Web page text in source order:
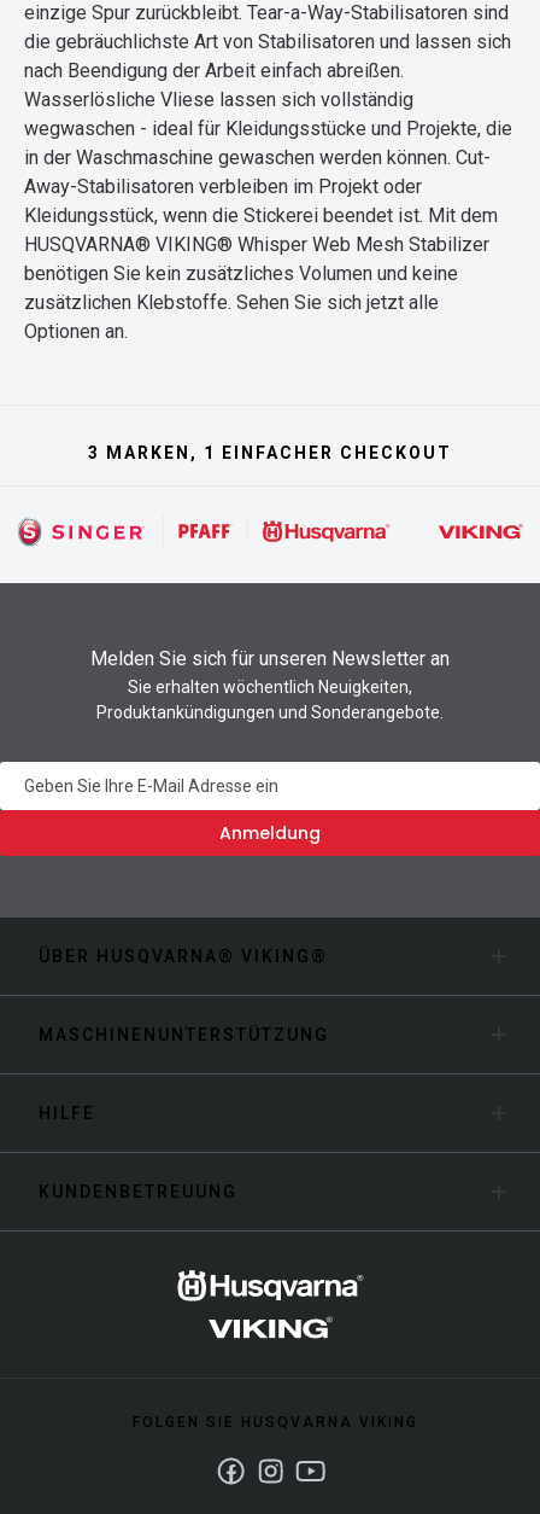
einzige Spur zurückbleibt. Tear-a-Way-Stabilisatoren sind
die gebräuchlichste Art von Stabilisatoren und lassen sich
nach Beendigung der Arbeit einfach abreißen.
Wasserlösliche Vliese lassen sich vollständig
wegwaschen - ideal für Kleidungsstücke und Projekte, die
in der Waschmaschine gewaschen werden können. Cut-
Away-Stabilisatoren verbleiben im Projekt oder
Kleidungsstück, wenn die Stickerei beendet ist. Mit dem
HUSQVARNA® VIKING® Whisper Web Mesh Stabilizer
benötigen Sie kein zusätzliches Volumen und keine
zusätzlichen Klebstoffe. Sehen Sie sich jetzt alle
Optionen an.
3 MARKEN, 1 EINFACHER CHECKOUT
Melden Sie sich für unseren Newsletter an
Sie erhalten wöchentlich Neuigkeiten,
Produktankündigungen und Sonderangebote.
Newsletter
Anmeldung
ÜBER HUSQVARNA® VIKING®
MASCHINENUNTERSTÜTZUNG
HILFE
KUNDENBETREUUNG
FOLGEN SIE HUSQVARNA VIKING